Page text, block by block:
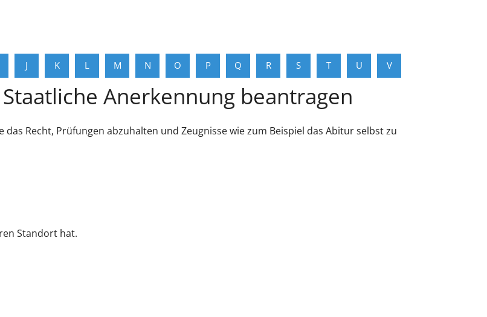
J K L M N O P Q R S T U V
Anerkennung beantragen
Recht, Prüfungen abzuhalten und Zeugnisse wie zum Beispiel das Abitur selbst zu
Standort hat.